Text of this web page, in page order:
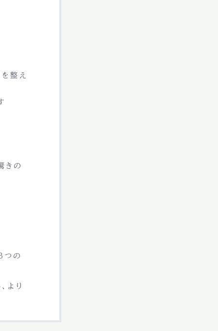
整え
きの
つの
より